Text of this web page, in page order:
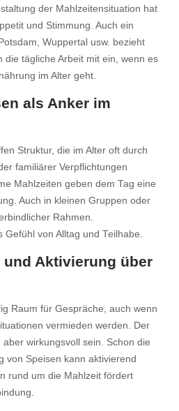
der Mahlzeitensituation hat
und Stimmung. Auch ein
Wuppertal usw. bezieht
die tägliche Arbeit mit ein, wenn es
im Alter geht.
als Anker im
Struktur, die im Alter oft durch
familiärer Verpflichtungen
Mahlzeiten geben dem Tag eine
Auch in kleinen Gruppen oder
Rahmen.
Gefühl von Alltag und Teilhabe.
Aktivierung über
Raum für Gespräche, auch wenn
vermieden werden. Der
wirkungsvoll sein. Schon die
von Speisen kann aktivierend
rund um die Mahlzeit fördert